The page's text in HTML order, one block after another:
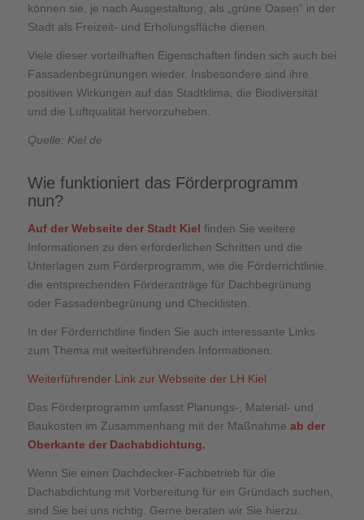
können sie, je nach Ausgestaltung, als „grüne Oasen“ in der
Stadt als Freizeit- und Erholungsfläche dienen.
Viele dieser vorteilhaften Eigenschaften finden sich auch bei
Fassadenbegrünungen wieder. Insbesondere sind ihre
positiven Wirkungen auf das Stadtklima, die Biodiversität
und die Luftqualität hervorzuheben.
Quelle: Kiel.de
Wie funktioniert das Förderprogramm
nun?
Auf der Webseite der Stadt Kiel finden Sie weitere
Informationen zu den erforderlichen Schritten und die
Unterlagen zum Förderprogramm, wie die Förderrichtlinie,
die entsprechenden Förderanträge für Dachbegrünung
oder Fassadenbegrünung und Checklisten.
In der Förderrichtline finden Sie auch interessante Links
zum Thema mit weiterführenden Informationen.
Weiterführender Link zur Webseite der LH Kiel
Das Förderprogramm umfasst Planungs-, Material- und
Baukosten im Zusammenhang mit der Maßnahme ab der
Oberkante der Dachabdichtung.
Wenn Sie einen Dachdecker-Fachbetrieb für die
Dachabdichtung mit Vorbereitung für ein Gründach suchen,
sind Sie bei uns richtig. Gerne beraten wir Sie hierzu.